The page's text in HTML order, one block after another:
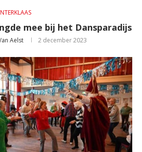
mee bij het Dansparadijs
Aelst 2 december 2023